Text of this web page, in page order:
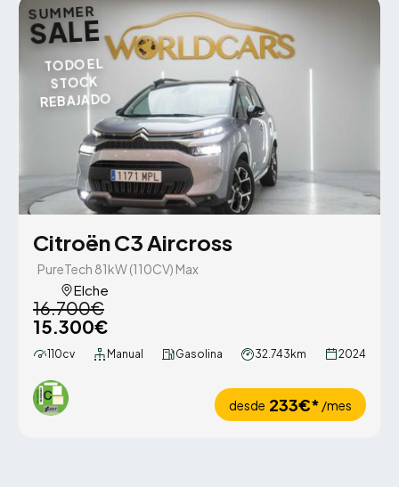
SUMMER
SALE
TODO EL
STOCK
REBAJADO
Citroën C3 Aircross
PureTech 81kW (110CV) Max
Elche
16.700€
15.300€
110cv Manual Gasolina 32.743km 2024
desde 233€* /mes